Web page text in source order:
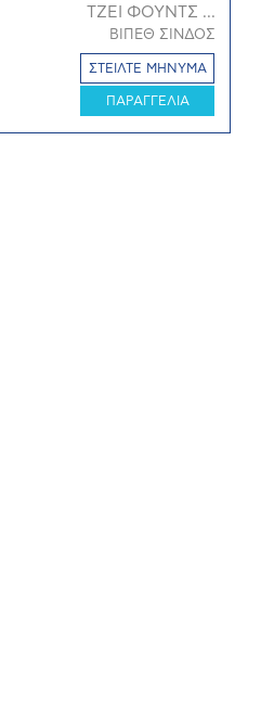
ΤΖΕΙ ΦΟΥΝΤΣ ...
ΒΙΠΕΘ ΣΙΝΔΟΣ
ΣΤΕΙΛΤΕ ΜΗΝΥΜΑ
ΠΑΡΑΓΓΕΛΙΑ